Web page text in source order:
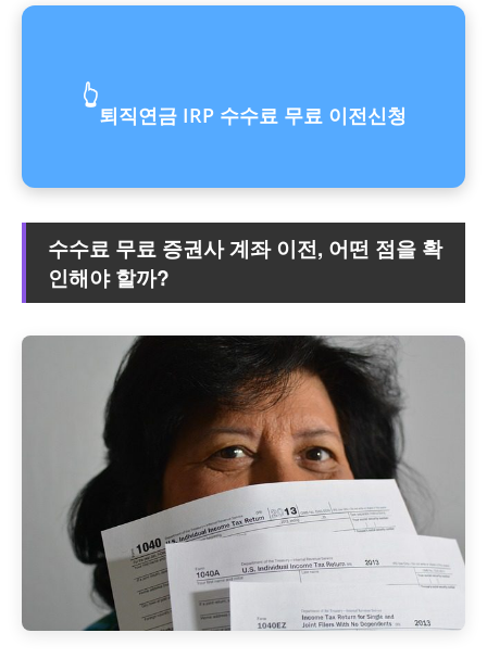
👆
퇴직연금 IRP 수수료 무료 이전신청
수수료 무료 증권사 계좌 이전, 어떤 점을 확
인해야 할까?